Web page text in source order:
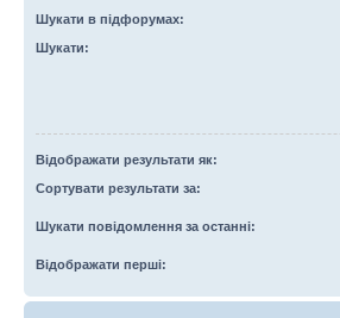
Шукати в підфорумах:
Шукати:
Відображати результати як:
Сортувати результати за:
Шукати повідомлення за останні:
Відображати перші: